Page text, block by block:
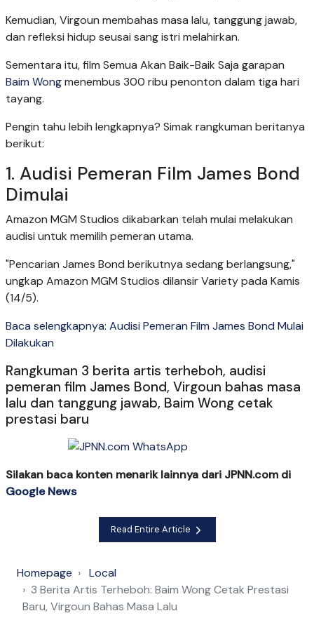
Kemudian, Virgoun membahas masa lalu, tanggung jawab,
dan refleksi hidup seusai sang istri melahirkan.
Sementara itu, film Semua Akan Baik-Baik Saja garapan
Baim Wongmenembus 300 ribu penonton dalam tiga hari
tayang.
Pengin tahu lebih lengkapnya? Simak rangkuman beritanya
berikut:
1. Audisi Pemeran Film James Bond
Dimulai
Amazon MGM Studios dikabarkan telah mulai melakukan
audisi untuk memilih pemeran utama.
"Pencarian James Bond berikutnya sedang berlangsung,"
ungkap Amazon MGM Studios dilansir Variety pada Kamis
(14/5).
Baca selengkapnya: Audisi Pemeran Film James Bond Mulai
Dilakukan
Rangkuman 3 berita artis terheboh, audisi
pemeran film James Bond, Virgoun bahas masa
lalu dan tanggung jawab, Baim Wong cetak
prestasi baru
Silakan baca konten menarik lainnya dari JPNN.com di
Google News
Read Entire Article
Homepage
Local
3 Berita Artis Terheboh: Baim Wong Cetak Prestasi
Baru, Virgoun Bahas Masa Lalu